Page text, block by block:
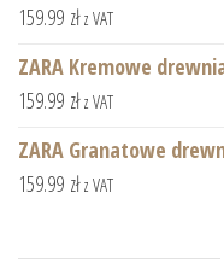
159.99 zł z VAT
ZARA Kremowe
159.99 zł z VAT
ZARA Granatowe
159.99 zł z VAT